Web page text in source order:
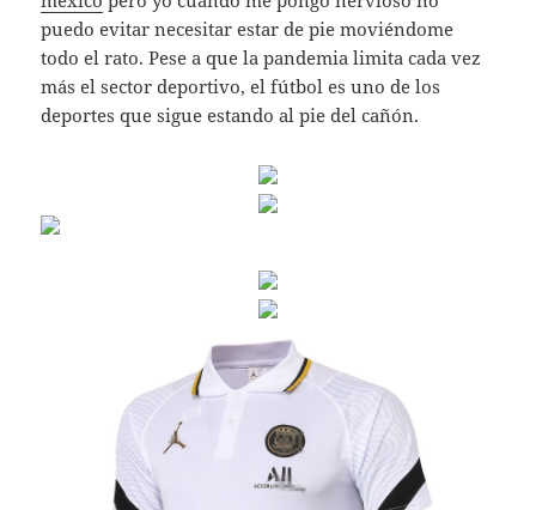
puedo evitar necesitar estar de pie moviéndome
todo el rato. Pese a que la pandemia limita cada vez
más el sector deportivo, el fútbol es uno de los
deportes que sigue estando al pie del cañón.